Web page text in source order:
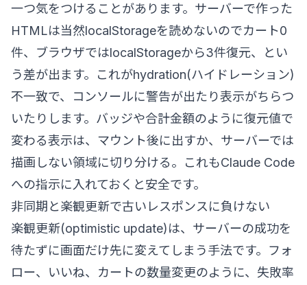
一つ気をつけることがあります。サーバーで作った
HTMLは当然localStorageを読めないのでカート0
件、ブラウザではlocalStorageから3件復元、とい
う差が出ます。これがhydration(ハイドレーション)
不一致で、コンソールに警告が出たり表示がちらつ
いたりします。バッジや合計金額のように復元値で
変わる表示は、マウント後に出すか、サーバーでは
描画しない領域に切り分ける。これもClaude Code
への指示に入れておくと安全です。
非同期と楽観更新で古いレスポンスに負けない
楽観更新(optimistic update)は、サーバーの成功を
待たずに画面だけ先に変えてしまう手法です。フォ
ロー、いいね、カートの数量変更のように、失敗率